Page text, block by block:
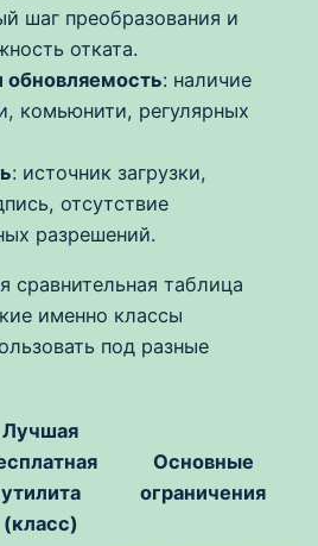
шаг преобразования и
отката.
: наличие
комьюнити, регулярных
: источник загрузки,
отсутствие
разрешений.
таблица
именно классы
под разные
Лучшая
утилита
(класс)
Основные
ограничения